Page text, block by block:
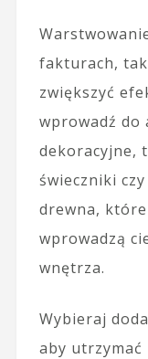
fakturach,
zwiększyć
wprowadź do
dekoracyjne,
świeczniki
drewna,
wprowadzą
wnętrza.
Wybieraj
aby utrzymać